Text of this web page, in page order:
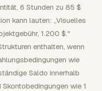
6 Stunden zu 85 $
kann lauten: „Visuelles
1.200 $."
enthalten, wenn
wie
Saldo innerhalb
wie 1